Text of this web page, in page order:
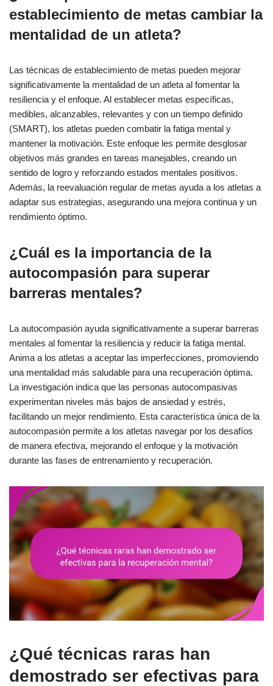
establecimiento de metas cambiar la
mentalidad de un atleta?
Las técnicas de establecimiento de metas pueden mejorar
significativamente la mentalidad de un atleta al fomentar la
resiliencia y el enfoque. Al establecer metas específicas,
medibles, alcanzables, relevantes y con un tiempo definido
(SMART), los atletas pueden combatir la fatiga mental y
mantener la motivación. Este enfoque les permite desglosar
objetivos más grandes en tareas manejables, creando un
sentido de logro y reforzando estados mentales positivos.
Además, la reevaluación regular de metas ayuda a los atletas a
adaptar sus estrategias, asegurando una mejora continua y un
rendimiento óptimo.
¿Cuál es la importancia de la
autocompasión para superar
barreras mentales?
La autocompasión ayuda significativamente a superar barreras
mentales al fomentar la resiliencia y reducir la fatiga mental.
Anima a los atletas a aceptar las imperfecciones, promoviendo
una mentalidad más saludable para una recuperación óptima.
La investigación indica que las personas autocompasivas
experimentan niveles más bajos de ansiedad y estrés,
facilitando un mejor rendimiento. Esta característica única de la
autocompasión permite a los atletas navegar por los desafíos
de manera efectiva, mejorando el enfoque y la motivación
durante las fases de entrenamiento y recuperación.
¿Qué técnicas raras han
demostrado ser efectivas para